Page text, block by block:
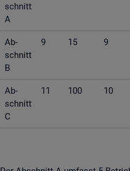
schnitt
A
Ab­
schnitt
B
9 15 9
Ab­
schnitt
C
11 100 10